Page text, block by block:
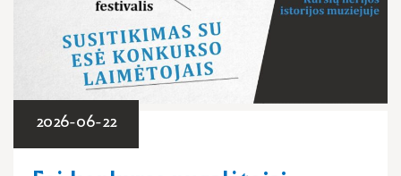
2026-06-22